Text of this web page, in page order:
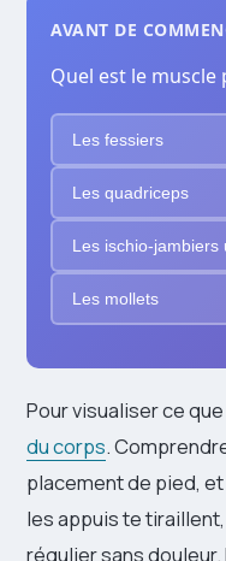
AVANT DE
Quel est le
Les fessiers
Les quadriceps
Les ischio-jambiers
Les mollets
Pour visualiser ce
du corps.
placement de pied,
les appuis te
régulier sans douleur.